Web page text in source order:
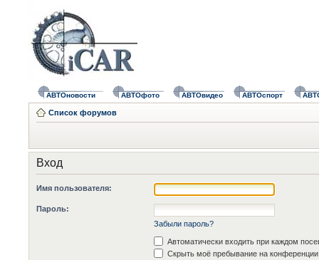
АВТОновости АВТОфото АВТОвидео АВТОспорт
Список форумов
Вход
Имя пользователя:
Пароль:
Забыли пароль?
Автоматически входить при каждом
Скрыть моё пребывание на конференции